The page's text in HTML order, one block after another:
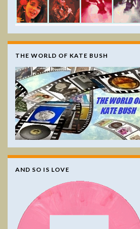
THE WORLD OF KATE BUSH
AND SO IS LOVE